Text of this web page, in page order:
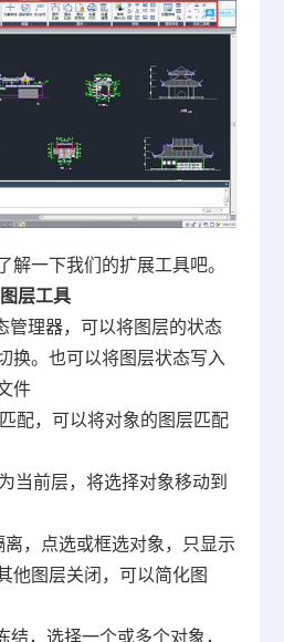
解一下我们的扩展工具吧。
层工具
管理器，可以将图层的状态
换。也可以将图层状态写入
件
配，可以将对象的图层匹配
当前层，将选择对象移动到
离，点选或框选对象，只显示
他图层关闭，可以简化图
结，选择一个或多个对象，